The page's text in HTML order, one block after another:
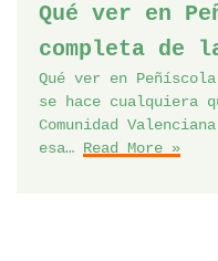
Qué ver en
completa de
Qué ver en
se hace cualquiera
Comunidad
esa… Read More »